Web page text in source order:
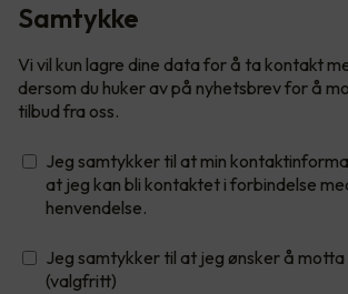
Samtykke
Vi vil kun lagre dine data for å ta kontakt
dersom du huker av på nyhetsbrev for å
tilbud fra oss.
Jeg samtykker til at min
at jeg kan bli kontaktet i forbindelse
henvendelse.
Jeg samtykker til at jeg ønsker å
(valgfritt)